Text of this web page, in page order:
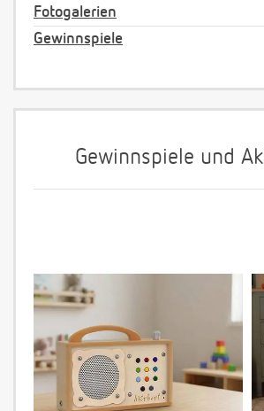
Fotogalerien
Gewinnspiele
Gewinnspiele und